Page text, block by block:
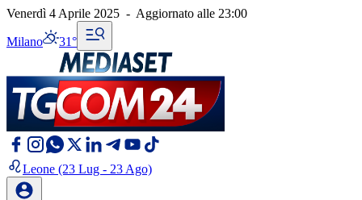
Venerdì 4 Aprile 2025 - Aggiornato alle 23:00
Milano 31°
Leone (23 Lug - 23 Ago)